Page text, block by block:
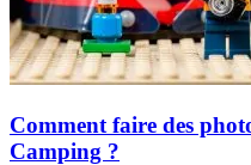
Comment faire des
Camping ?